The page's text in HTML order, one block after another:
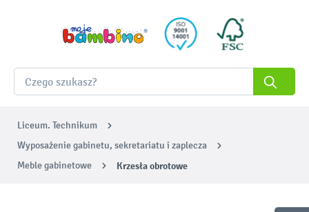
Liceum. Technikum
Wyposażenie gabinetu, sekretariatu i zaplecza
Meble gabinetowe
Krzesła obrotowe